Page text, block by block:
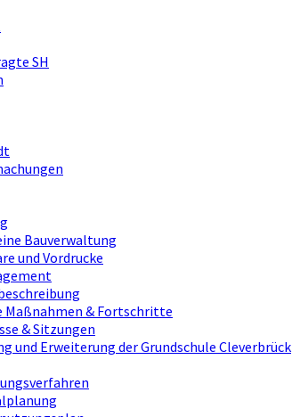
SH
Bauverwaltung
und Vordrucke
Maßnahmen & Fortschritte
& Sitzungen
und Erweiterung der Grundschule Cleverbrück